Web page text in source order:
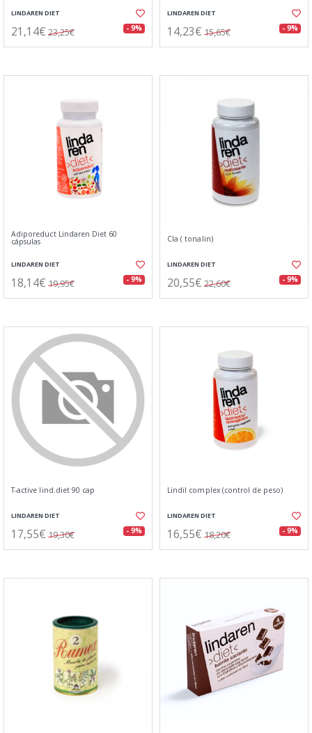
LINDAREN DIET
21,14€ 23,25€ - 9%
LINDAREN DIET
14,23€ 15,65€ - 9%
Adiporeduct Lindaren Diet 60
cápsulas
LINDAREN DIET
18,14€ 19,95€ - 9%
Cla ( tonalin)
LINDAREN DIET
20,55€ 22,60€ - 9%
T-active lind.diet 90 cap
LINDAREN DIET
17,55€ 19,30€ - 9%
Lindil complex (control de peso)
LINDAREN DIET
16,55€ 18,20€ - 9%